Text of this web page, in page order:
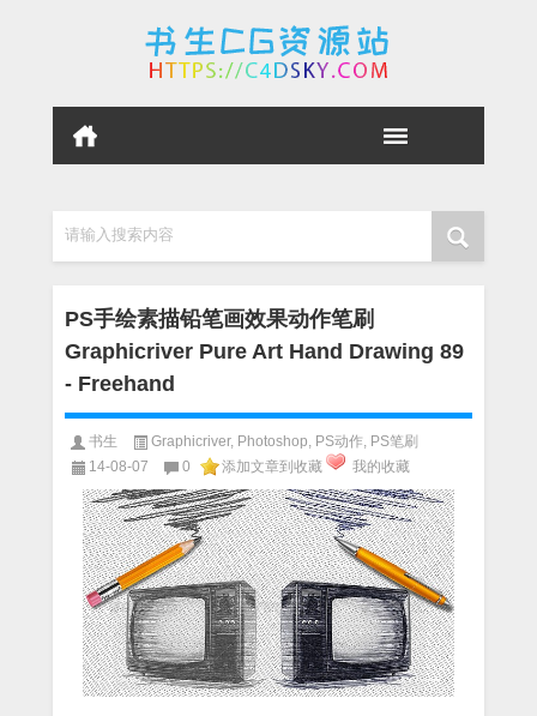
请输入搜索内容
PS手绘素描铅笔画效果动作笔刷
Graphicriver Pure Art Hand Drawing 89
- Freehand
书生 Graphicriver, Photoshop PS动作 PS笔刷
14-08-07
0 添加文章到收藏 我的收藏